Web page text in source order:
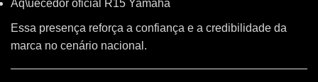
Aq\uecedor oficial R15 Yamaha
Essa presença reforça a confiança e a credibilidade da
marca no cenário nacional.